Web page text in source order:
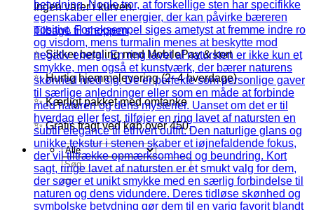
Ingen varer i kurven.
Tilbage til shoppen
✨ Sikker betaling med MobilePay & kort
✨ Hurtig hjemmelevering (2–4 hverdage)
✨ Kærligt pakket med omtanke
✨ Gratis fragt ved køb over 450,-
Søg
efter: